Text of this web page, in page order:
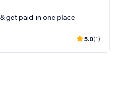
get paid-in one place
5.0(1)